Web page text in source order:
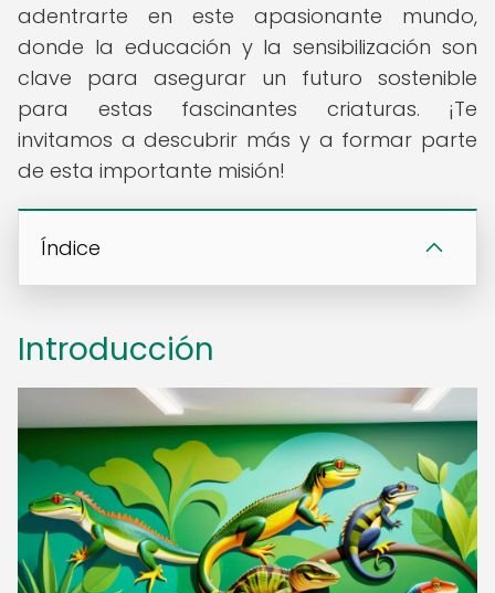
adentrarte en este apasionante mundo,
donde la educación y la sensibilización son
clave para asegurar un futuro sostenible
para estas fascinantes criaturas. ¡Te
invitamos a descubrir más y a formar parte
de esta importante misión!
Índice
Introducción